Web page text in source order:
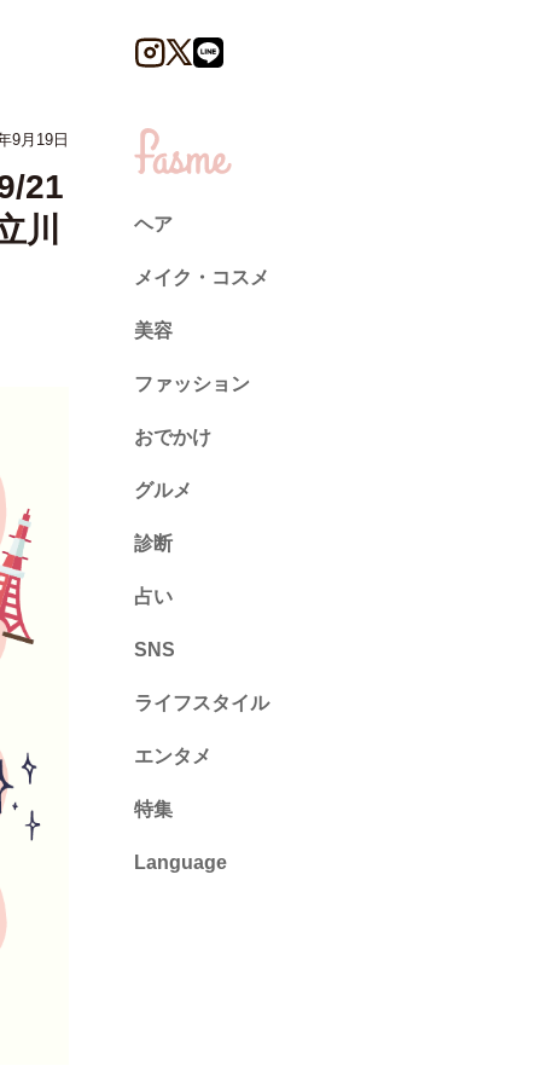
9月19日
21
川
ヘア
メイク・コスメ
美容
ファッション
トレンド
ネイル
おでかけ
グルメ
診断
診断
占い
心理テスト
SNS
ライフスタイル
推し活
カルチャー・暮らし
エンタメ
特集
Language